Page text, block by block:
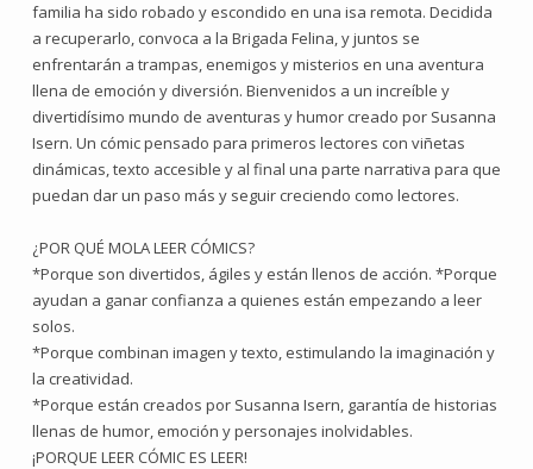
familia ha sido robado y escondido en una isa remota. Decidida
a recuperarlo, convoca a la Brigada Felina, y juntos se
enfrentarán a trampas, enemigos y misterios en una aventura
llena de emoción y diversión. Bienvenidos a un increíble y
divertidísimo mundo de aventuras y humor creado por Susanna
Isern. Un cómic pensado para primeros lectores con viñetas
dinámicas, texto accesible y al final una parte narrativa para que
puedan dar un paso más y seguir creciendo como lectores.
¿POR QUÉ MOLA LEER CÓMICS?
*Porque son divertidos, ágiles y están llenos de acción. *Porque
ayudan a ganar confianza a quienes están empezando a leer
solos.
*Porque combinan imagen y texto, estimulando la imaginación y
la creatividad.
*Porque están creados por Susanna Isern, garantía de historias
llenas de humor, emoción y personajes inolvidables.
¡PORQUE LEER CÓMIC ES LEER!